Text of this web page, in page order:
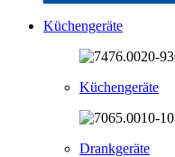
Küchengeräte
Küchengeräte
Drankgeräte